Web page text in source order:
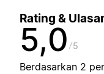
Rating &
5,0 5
Berdasarkan 2